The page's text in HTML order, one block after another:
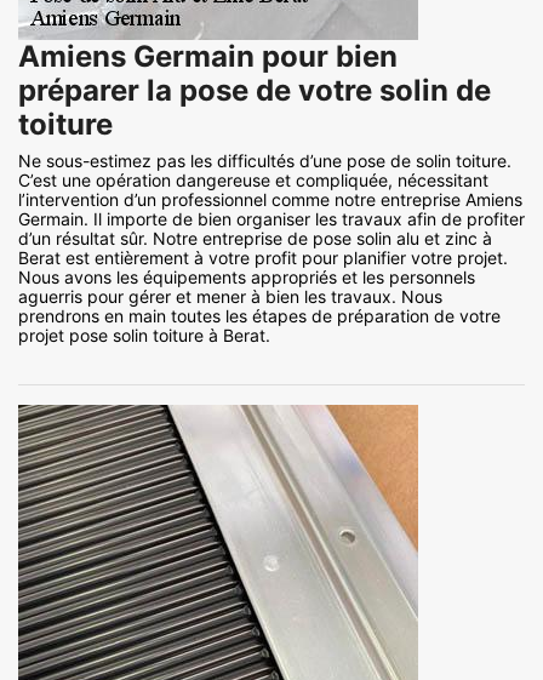
Amiens Germain pour bien
préparer la pose de votre solin de
toiture
Ne sous-estimez pas les difficultés d’une pose de solin toiture.
C’est une opération dangereuse et compliquée, nécessitant
l’intervention d’un professionnel comme notre entreprise Amiens
Germain. Il importe de bien organiser les travaux afin de profiter
d’un résultat sûr. Notre entreprise de pose solin alu et zinc à
Berat est entièrement à votre profit pour planifier votre projet.
Nous avons les équipements appropriés et les personnels
aguerris pour gérer et mener à bien les travaux. Nous
prendrons en main toutes les étapes de préparation de votre
projet pose solin toiture à Berat.